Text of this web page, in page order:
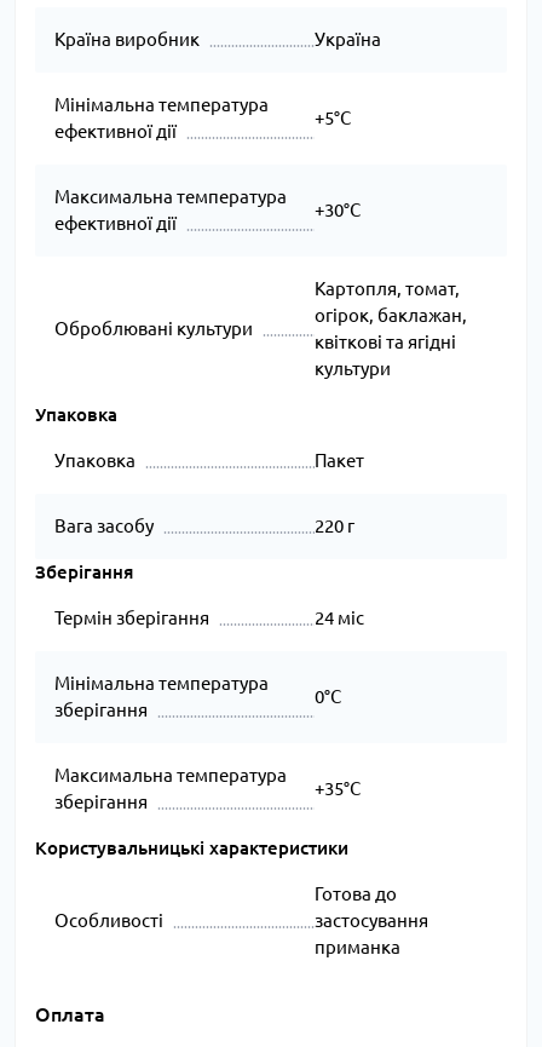
Країна виробник Україна
Мінімальна температура
ефективної дії
+5°C
Максимальна температура
ефективної дії
+30°C
Оброблювані культури
Картопля, томат,
огірок, баклажан,
квіткові та ягідні
культури
Упаковка
Упаковка Пакет
Вага засобу 220 г
Зберігання
Термін зберігання 24 міс
Мінімальна температура
зберігання
0°C
Максимальна температура
зберігання
+35°C
Користувальницькі характеристики
Особливості
Готова до
застосування
приманка
Оплата